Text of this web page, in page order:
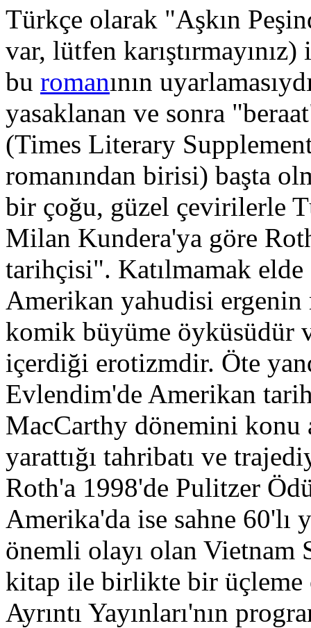
Türkçe olarak "Aşkın
var, lütfen
bu romanının
yasaklanan ve sonra
(Times Literary
romanından birisi) başta
bir çoğu, güzel çevirilerle
Milan Kundera'ya göre
tarihçisi". Katılmamak
Amerikan yahudisi ergenin
komik büyüme öyküsüdür
içerdiği erotizmdir. Öte
Evlendim'de Amerikan
MacCarthy dönemini konu
yarattığı tahribatı ve
Roth'a 1998'de Pulitzer
Amerika'da ise sahne 60'lı
önemli olayı olan Vietnam
kitap ile birlikte bir üçleme
Ayrıntı Yayınları'nın